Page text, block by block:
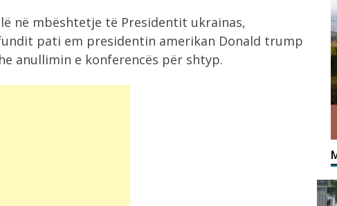
në mbështetje të Presidentit ukrainas,
pati em presidentin amerikan Donald trump
anullimin e konferencës për shtyp.